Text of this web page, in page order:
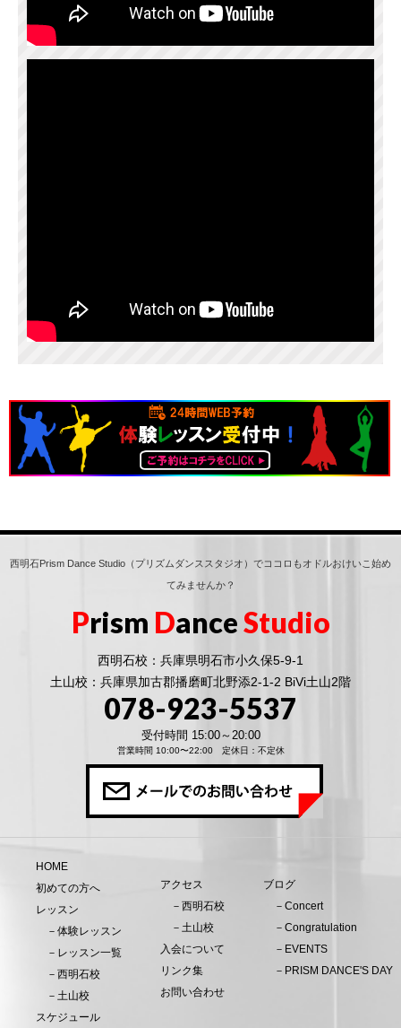
西明石Prism Dance Studio（プリズムダンススタジオ）でココロもオドルおけいこ始め
てみませんか？
Prism DanceStudio
西明石校：兵庫県明石市小久保5-9-1
土山校：兵庫県加古郡播磨町北野添2-1-2 BiVi土山2階
078-923-5537
受付時間 15:00～20:00
営業時間 10:00〜22:00 定休日：不定休
HOME
初めての方へ
レッスン
－体験レッスン
－レッスン一覧
－西明石校
－土山校
スケジュール
アクセス
－西明石校
－土山校
入会について
リンク集
お問い合わせ
ブログ
－Concert
－Congratulation
－EVENTS
－PRISM DANCE'S DAY